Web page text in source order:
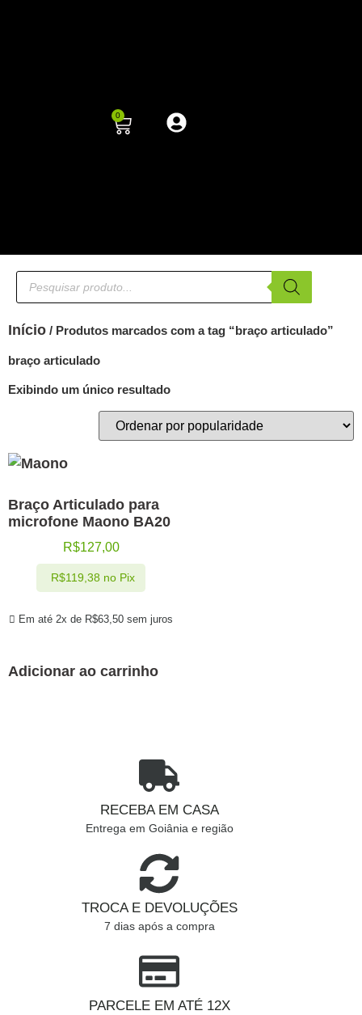
0
Início / Produtos marcados com a tag “braço articulado”
braço articulado
Exibindo um único resultado
Braço Articulado para
microfone Maono BA20
R$127,00
Em até 2x de R$63,50 sem juros
R$119,38 no Pix
Adicionar ao carrinho
RECEBA EM CASA
Entrega em Goiânia e região
TROCA E DEVOLUÇÕES
7 dias após a compra
PARCELE EM ATÉ 12X